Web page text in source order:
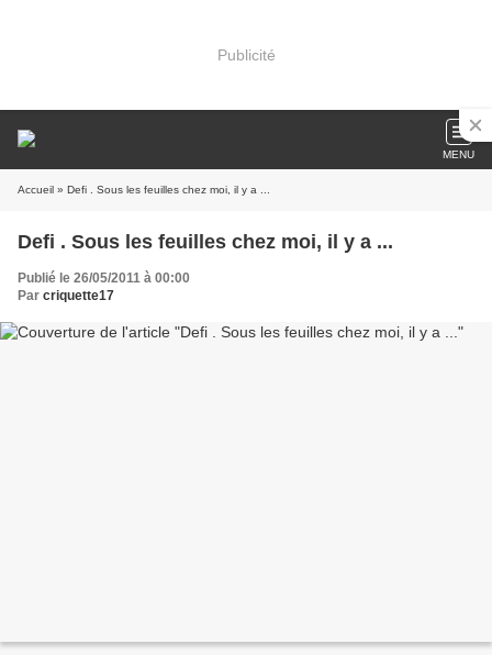
Publicité
MENU
Accueil » Defi . Sous les feuilles chez moi, il y a ...
Defi . Sous les feuilles chez moi, il y a ...
Publié le 26/05/2011 à 00:00
Par criquette17